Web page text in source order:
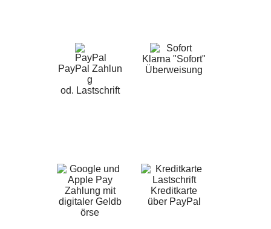
PayPal Zahlun
g
od. Lastschrift
Klarna "Sofort"
Überweisung
Zahlung mit
digitaler Geldb
örse
Kreditkarte
über PayPal